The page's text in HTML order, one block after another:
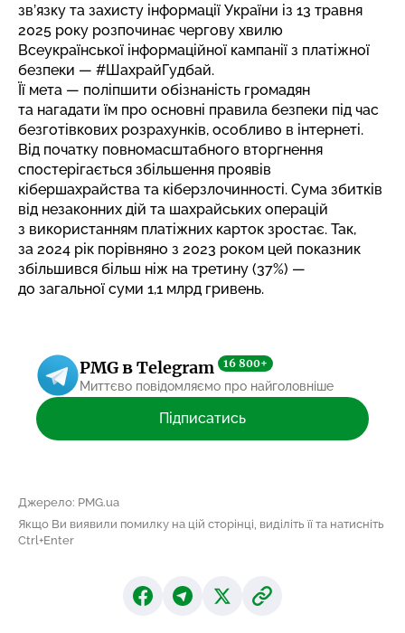
зв’язку та захисту інформації України із 13 травня
2025 року розпочинає чергову хвилю
Всеукраїнської інформаційної кампанії з платіжної
безпеки — #ШахрайГудбай.
Її мета — поліпшити обізнаність громадян
та нагадати їм про основні правила безпеки під час
безготівкових розрахунків, особливо в інтернеті.
Від початку повномасштабного вторгнення
спостерігається збільшення проявів
кібершахрайства та кіберзлочинності. Сума збитків
від незаконних дій та шахрайських операцій
з використанням платіжних карток зростає. Так,
за 2024 рік порівняно з 2023 роком цей показник
збільшився більш ніж на третину (37%) —
до загальної суми 1,1 млрд гривень.
PMG в Telegram 16 800+
Миттєво повідомляємо про найголовніше
Підписатись
Джерело: PMG.ua
Якщо Ви виявили помилку на цій сторінці, виділіть її та натисніть
Ctrl+Enter